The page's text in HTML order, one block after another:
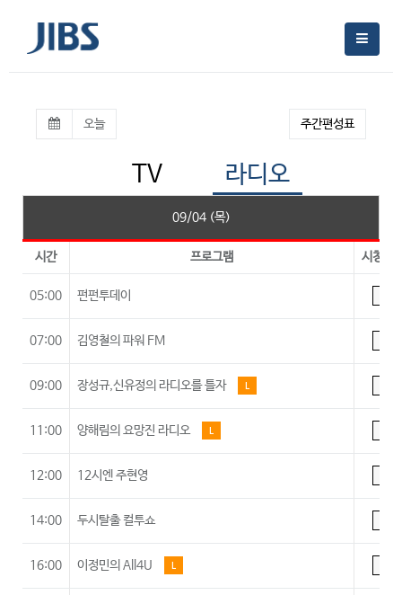
오늘
TV 라디오
주간편성표
09/04 (목)
시간 프로그램 시청등
05:00 펀펀투데이
07:00 김영철의 파워 FM
09:00 장성규,신유정의 라디오를 틀자 L
11:00 양해림의 요망진 라디오 L
12:00 12시엔 주현영
14:00 두시탈출 컬투쇼
16:00 이정민의 All4U L